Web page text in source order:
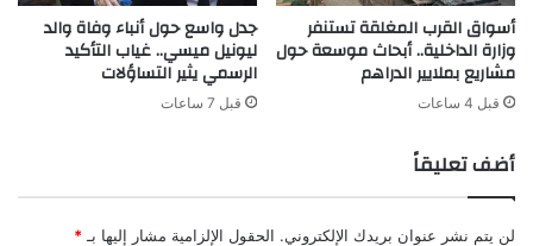
أسواق القرب المغلقة تستنفر
وزارة الداخلية.. أبحاث موسعة حول
مشاريع بملايير الدراهم
قبل 4 ساعات
جدل واسع حول أنباء وفاة والد
ليونيل ميسي.. غياب التأكيد
الرسمي يثير التساؤلات
قبل 7 ساعات
أضف تعليقاً
لن يتم نشر عنوان بريدك الإلكتروني. الحقول الإلزامية مشار إليها بـ *